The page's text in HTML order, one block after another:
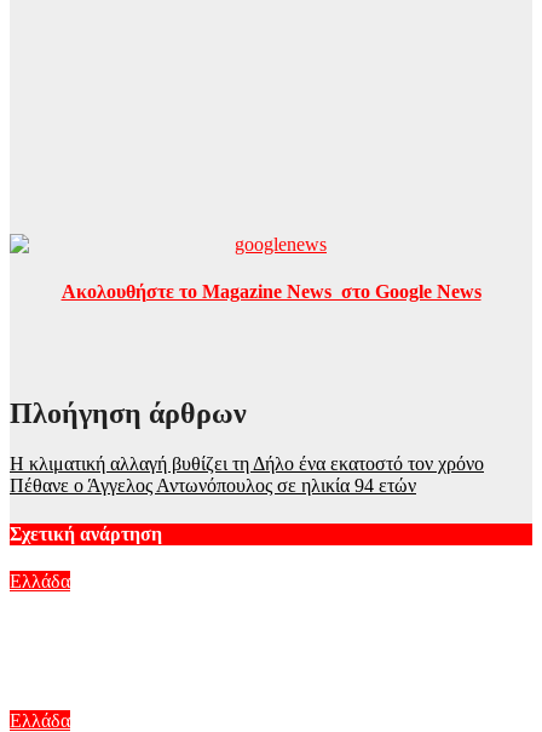
Ακολουθήστε το Magazine News στο Google News
Πλοήγηση άρθρων
Η κλιματική αλλαγή βυθίζει τη Δήλο ένα εκατοστό τον χρόνο
Πέθανε ο Άγγελος Αντωνόπουλος σε ηλικία 94 ετών
Σχετική ανάρτηση
Ελλάδα
Ελλάδα